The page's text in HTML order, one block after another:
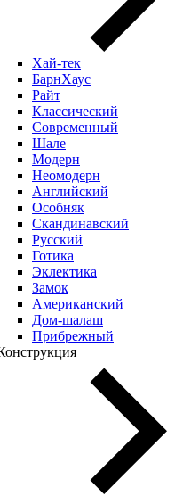
Хай-тек
БарнХаус
Райт
Классический
Современный
Шале
Модерн
Неомодерн
Английский
Особняк
Скандинавский
Русский
Готика
Эклектика
Замок
Американский
Дом-шалаш
Прибрежный